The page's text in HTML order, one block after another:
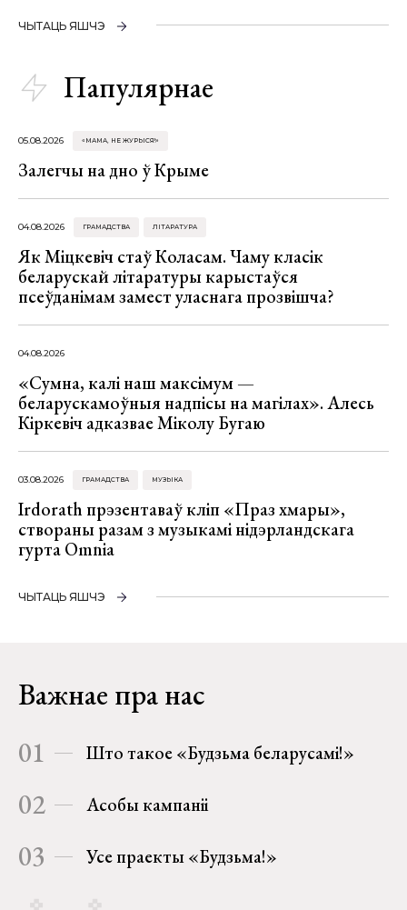
ЧЫТАЦЬ ЯШЧЭ
Папулярнае
05.08.2026 «МАМА, НЕ ЖУРЫСЯ!»
Залегчы на дно ў Крыме
04.08.2026 ГРАМАДСТВА ЛІТАРАТУРА
Як Міцкевіч стаў Коласам. Чаму класік
беларускай літаратуры карыстаўся
псеўданімам замест уласнага прозвішча?
04.08.2026
«Сумна, калі наш максімум —
беларускамоўныя надпісы на магілах». Алесь
Кіркевіч адказвае Міколу Бугаю
03.08.2026 ГРАМАДСТВА МУЗЫКА
Irdorath прэзентаваў кліп «Праз хмары»,
створаны разам з музыкамі нідэрландскага
гурта Omnia
ЧЫТАЦЬ ЯШЧЭ
Важнае пра нас
01 Што такое «Будзьма беларусамі!»
02 Асобы кампаніі
03 Усе праекты «Будзьма!»